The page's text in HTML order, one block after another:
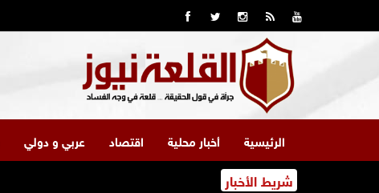
الرئيسية أخبار محلية اقتصاد عربي و دولي
شريط الأخبار